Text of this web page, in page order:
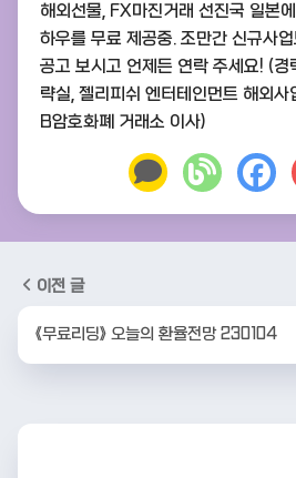
해외선물, FX마진거래 선진국 일본
하우를 무료 제공중. 조만간 신규사
공고 보시고 언제든 연락 주세요! (
략실, 젤리피쉬 엔터테인먼트 해외사
B암호화폐 거래소 이사)
이전 글
《무료리딩》 오늘의 환율전망 230104